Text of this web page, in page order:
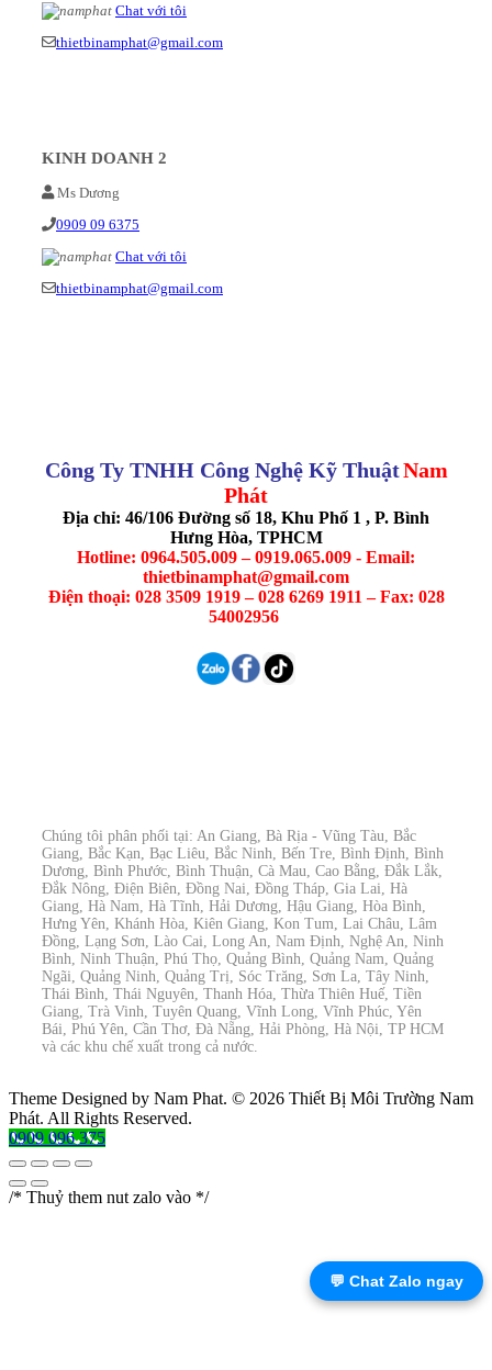
Chat với tôi
thietbinamphat@gmail.com
KINH DOANH 2
Ms Dương
0909 09 6375
Chat với tôi
thietbinamphat@gmail.com
Công Ty TNHH Công Nghệ Kỹ ThuậtNam
Phát
Địa chỉ: 46/106 Đường số 18, Khu Phố 1 , P. Bình
Hưng Hòa, TPHCM
Hotline: 0964.505.009 – 0919.065.009 - Email:
thietbinamphat@gmail.com
Điện thoại: 028 3509 1919 – 028 6269 1911 – Fax: 028
54002956
Chúng tôi phân phối tại: An Giang, Bà Rịa - Vũng Tàu, Bắc
Giang, Bắc Kạn, Bạc Liêu, Bắc Ninh, Bến Tre, Bình Định, Bình
Dương, Bình Phước, Bình Thuận, Cà Mau, Cao Bằng, Đắk Lắk,
Đắk Nông, Điện Biên, Đồng Nai, Đồng Tháp, Gia Lai, Hà
Giang, Hà Nam, Hà Tĩnh, Hải Dương, Hậu Giang, Hòa Bình,
Hưng Yên, Khánh Hòa, Kiên Giang, Kon Tum, Lai Châu, Lâm
Đồng, Lạng Sơn, Lào Cai, Long An, Nam Định, Nghệ An, Ninh
Bình, Ninh Thuận, Phú Thọ, Quảng Bình, Quảng Nam, Quảng
Ngãi, Quảng Ninh, Quảng Trị, Sóc Trăng, Sơn La, Tây Ninh,
Thái Bình, Thái Nguyên, Thanh Hóa, Thừa Thiên Huế, Tiền
Giang, Trà Vinh, Tuyên Quang, Vĩnh Long, Vĩnh Phúc, Yên
Bái, Phú Yên, Cần Thơ, Đà Nẵng, Hải Phòng, Hà Nội, TP HCM
và các khu chế xuất trong cả nước.
Theme Designed by Nam Phat. © 2026 Thiết Bị Môi Trường Nam
Phát. All Rights Reserved.
0909 096 375
/* Thuỷ them nut zalo vào */
💬 Chat Zalo ngay